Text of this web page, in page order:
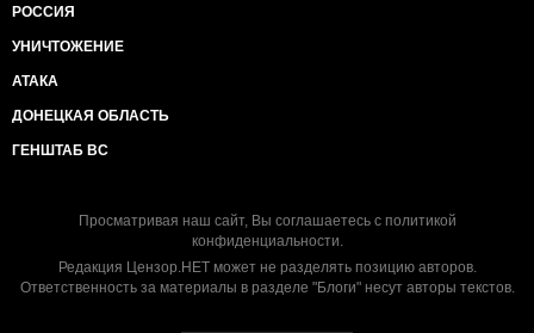
РОССИЯ
УНИЧТОЖЕНИЕ
АТАКА
ДОНЕЦКАЯ ОБЛАСТЬ
ГЕНШТАБ ВС
Просматривая наш сайт, Вы соглашаетесь с политикой
конфиденциальности.
Редакция Цензор.НЕТ может не разделять позицию авторов.
Ответственность за материалы в разделе "Блоги" несут авторы текстов.